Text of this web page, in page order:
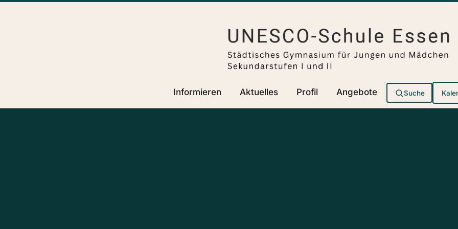
Informieren Aktuelles Profil Angebote Suche